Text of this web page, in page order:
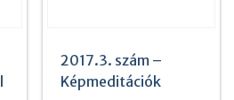
2017.3. szám –
Képmeditációk